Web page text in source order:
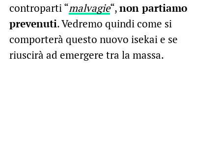
controparti “malvagie“,non partiamo
prevenuti. Vedremo quindi come si
comporterà questo nuovo isekai e se
riuscirà ad emergere tra la massa.